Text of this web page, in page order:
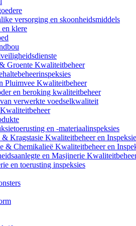
versorging en skoonheidsmiddels
en klere
Groente Kwaliteitbeheer
Pluimvee Kwaliteitbeheer
en beroking kwaliteitbeheer
verwerkte voedselkwaliteit
en -materiaalinspeksies
& Kragstasie Kwaliteitbeheer en
& Chemikalieë Kwaliteitbeheer en
en Masjinerie
en toerusting inspeksies